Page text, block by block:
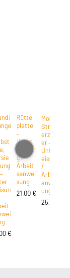
€
Rüttel
platte
–
Unter
weisun
g /
Arbeit
sanwei
sung
21,00 €
Mobiler
Strom
erzeug
er –
Unterw
eisung
/
Arbeits
anweis
ung
25,00